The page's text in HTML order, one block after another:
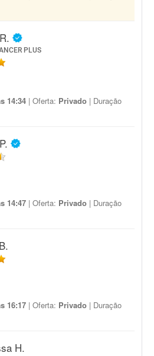
PLUS
14:34 | Oferta: Privado | Duração
14:47 | Oferta: Privado | Duração
16:17 | Oferta: Privado | Duração
H.